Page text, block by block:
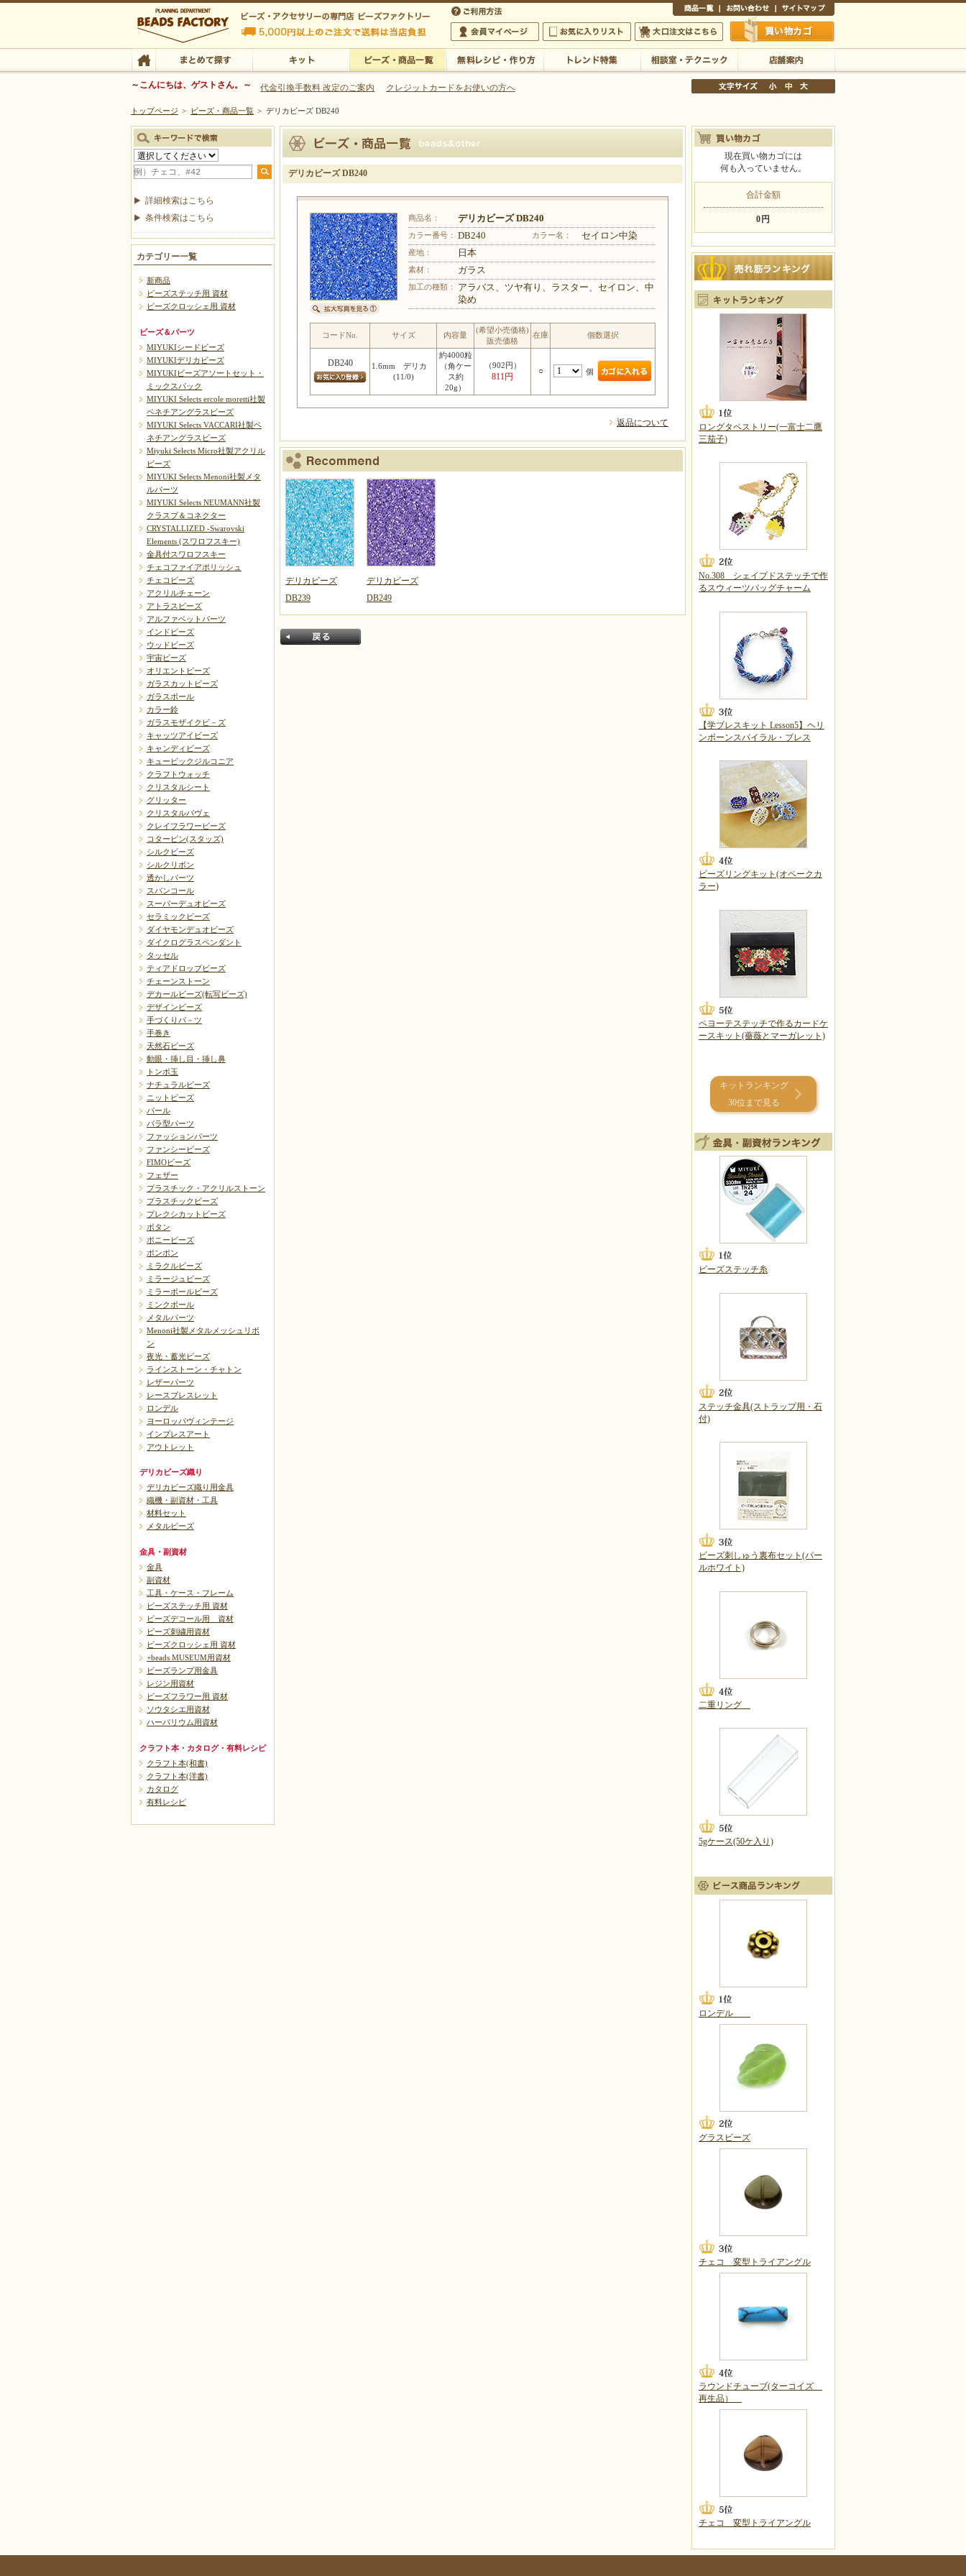
ビーズファクトリー ビーズ・パーツ・金具など・アクセサリーの専門店
ビーズ・アクセサリーの専門店 ビーズファクトリー 5,000円以上のご注文で送料は当店が負担いたします
ビーズ・アクセサリーの専門店 ビーズファクトリー 5,000円以上のご注文で送料は当店が負担いたします
会員マイページ
お気に入りリスト 大口注文はこちら 買い物かご
TOP まとめて探す 店舗案内
～こんにちは、ゲストさん。～ 代金引換手数料 改定のご案内 クレジットカードをお使いの方へ
トップページ > ビーズ・商品一覧 > デリカビーズ DB240
デリカビーズ DB240
商品名： デリカビーズ DB240
カラー番号： DB240 カラー名： セイロン中染
産地： 日本
素材： ガラス
加工の種類：
アラバス、ツヤ有り、ラスター、セイロン、中
染め
コードNo. サイズ 内容量
(希望小売価格)
販売価格
在庫 個数選択
DB240
1.6mm デリカ
(11/0)
約4000粒
（角ケー
ス約
20g）
（902円）
811円
○ 個
返品について
デリカビーズ
DB239
デリカビーズ
DB249
詳細検索はこちら
条件検索はこちら
カテゴリー一覧
新商品
ビーズステッチ用 資材
ビーズクロッシェ用 資材
ビーズ＆パーツ
MIYUKIシードビーズ
MIYUKIデリカビーズ
MIYUKIビーズアソートセット・
ミックスパック
MIYUKI Selects ercole moretti社製
ベネチアングラスビーズ
MIYUKI Selects VACCARI社製ベ
ネチアングラスビーズ
Miyuki Selects Micro社製アクリル
ビーズ
MIYUKI Selects Menoni社製メタ
ルパーツ
MIYUKI Selects NEUMANN社製
クラスプ＆コネクター
CRYSTALLIZED -Swarovski
Elements (スワロフスキー)
金具付スワロフスキー
チェコファイアポリッシュ
チェコビーズ
アクリルチェーン
アトラスビーズ
アルファベットパーツ
インドビーズ
ウッドビーズ
宇宙ビーズ
オリエントビーズ
ガラスカットビーズ
ガラスボール
カラー鈴
ガラスモザイクビ－ズ
キャッツアイビーズ
キャンディビーズ
キュービックジルコニア
クラフトウォッチ
クリスタルシート
グリッター
クリスタルパヴェ
クレイフラワービーズ
コターピン(スタッズ)
シルクビーズ
シルクリボン
透かしパーツ
スパンコール
スーパーデュオビーズ
セラミックビーズ
ダイヤモンデュオビーズ
ダイクログラスペンダント
タッセル
ティアドロップビーズ
チェーンストーン
デカールビーズ(転写ビーズ)
デザインビーズ
手づくりパ－ツ
手巻き
天然石ビーズ
動眼・挿し目・挿し鼻
トンボ玉
ナチュラルビーズ
ニットビーズ
パール
バラ型パーツ
ファッションパーツ
ファンシービーズ
FIMOビーズ
フェザー
プラスチック・アクリルストーン
プラスチックビーズ
プレクシカットビーズ
ボタン
ポニービーズ
ポンポン
ミラクルビーズ
ミラージュビーズ
ミラーボールビーズ
ミンクボール
メタルパーツ
Menoni社製メタルメッシュリボ
ン
夜光・蓄光ビーズ
ラインストーン・チャトン
レザーパーツ
レースブレスレット
ロンデル
ヨーロッパヴィンテージ
インプレスアート
アウトレット
デリカビーズ織り
デリカビーズ織り用金具
織機・副資材・工具
材料セット
メタルビーズ
金具・副資材
金具
副資材
工具・ケース・フレーム
ビーズステッチ用 資材
ビーズデコール用 資材
ビーズ刺繍用資材
ビーズクロッシェ用 資材
+beads MUSEUM用資材
ビーズランプ用金具
レジン用資材
ビーズフラワー用 資材
ソウタシエ用資材
ハーバリウム用資材
クラフト本・カタログ・有料レシピ
クラフト本(和書)
クラフト本(洋書)
カタログ
有料レシピ
現在買い物カゴには
何も入っていません。
合計金額
0円
ロングタペストリー(一富士二鷹
三茄子)
No.308 シェイプドステッチで作
るスウィーツバッグチャーム
【学ブレスキット Lesson5】ヘリ
ンボーンスパイラル・ブレス
ビーズリングキット(オペークカ
ラー)
ペヨーテステッチで作るカードケ
ースキット(薔薇とマーガレット)
キットランキング
30位まで見る
ビーズステッチ糸
ステッチ金具(ストラップ用・石
付)
ビーズ刺しゅう裏布セット(パー
ルホワイト)
二重リング
5gケース(50ケ入り)
ロンデル
グラスビーズ
チェコ 変型トライアングル
ラウンドチューブ(ターコイズ
再生品）
チェコ 変型トライアングル